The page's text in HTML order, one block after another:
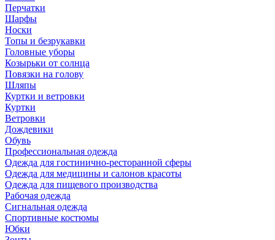
Перчатки
Шарфы
Носки
Топы и безрукавки
Головные уборы
Козырьки от солнца
Повязки на голову
Шляпы
Куртки и ветровки
Куртки
Ветровки
Дождевики
Обувь
Профессиональная одежда
Одежда для гостинично-ресторанной сферы
Одежда для медицины и салонов красоты
Одежда для пищевого производства
Рабочая одежда
Сигнальная одежда
Спортивные костюмы
Юбки